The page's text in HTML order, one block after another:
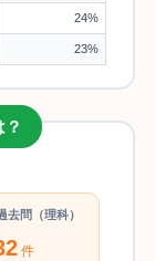
24%
23%
去問（理科）
件